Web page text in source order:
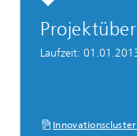
Laufzeit: